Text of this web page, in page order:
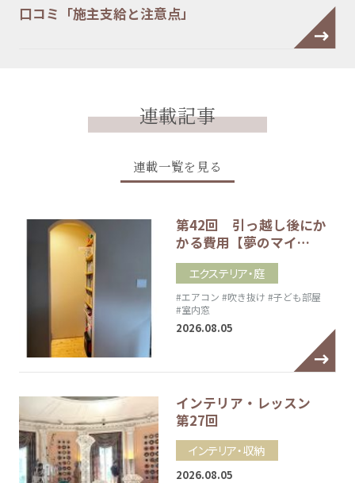
口コミ「施主支給と注意点」
連載記事
連載一覧を見る
第42回 引っ越し後にか
かる費用【夢のマイ…
エクステリア・庭
#エアコン #吹き抜け #子ども部屋
#室内窓
2026.08.05
インテリア・レッスン
第27回
インテリア・収納
2026.08.05